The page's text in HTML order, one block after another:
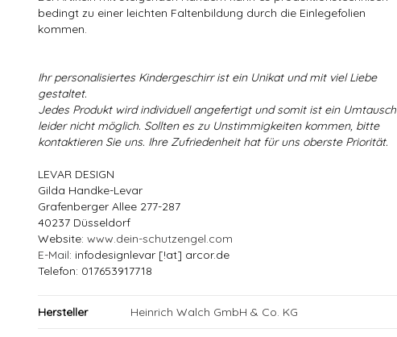
bedingt zu einer leichten Faltenbildung durch die Einlegefolien
kommen.
Ihr personalisiertes Kindergeschirr ist ein Unikat und mit viel Liebe
gestaltet.
Jedes Produkt wird individuell angefertigt und somit ist ein Umtausch
leider nicht möglich. Sollten es zu Unstimmigkeiten kommen, bitte
kontaktieren Sie uns. Ihre Zufriedenheit hat für uns oberste Priorität.
LEVAR DESIGN
Gilda Handke-Levar
Grafenberger Allee 277-287
40237 Düsseldorf
Website: www.dein-schutzengel.com
E-Mail: infodesignlevar [!at] arcor.de
Telefon: 017653917718
Hersteller Heinrich Walch GmbH & Co. KG